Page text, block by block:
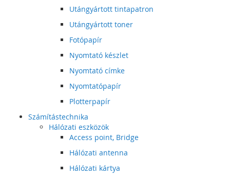
Utángyártott tintapatron
Utángyártott toner
Fotópapír
Nyomtató készlet
Nyomtató címke
Nyomtatópapír
Plotterpapír
Számítástechnika
Hálózati eszközök
Access point, Bridge
Hálózati antenna
Hálózati kártya